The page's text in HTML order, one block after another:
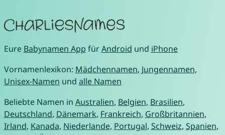
Eure Babynamen App fürAndroid und iPhone
Vornamenlexikon: Mädchennamen, Jungennamen,
Unisex-Namen und alle Namen
Beliebte Namen in Australien, Belgien, Brasilien,
Deutschland, Dänemark, Frankreich, Großbritannien,
Irland, Kanada, Niederlande, Portugal, Schweiz, Spanien,